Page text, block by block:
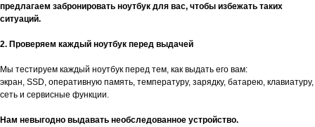
предлагаем забронировать ноутбук для вас, чтобы избежать таких
ситуаций.
2. Проверяем каждый ноутбук перед выдачей
Мы тестируем каждый ноутбук перед тем, как выдать его вам:
экран, SSD, оперативную память, температуру, зарядку, батарею, клавиатуру,
сеть и сервисные функции.
Нам невыгодно выдавать необследованное устройство.